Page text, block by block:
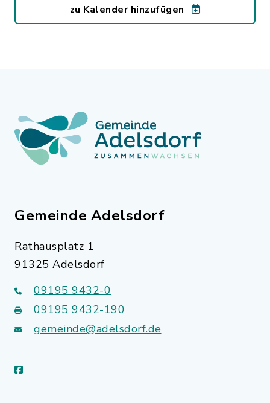
zu Kalender hinzufügen
Gemeinde Adelsdorf
Rathausplatz 1
91325 Adelsdorf
09195 9432-0
09195 9432-190
gemeinde@adelsdorf.de
facebook